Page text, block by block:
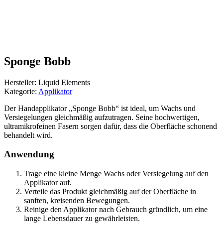
Sponge Bobb
Hersteller: Liquid Elements
Kategorie: Applikator
Der Handapplikator „Sponge Bobb“ ist ideal, um Wachs und
Versiegelungen gleichmäßig aufzutragen. Seine hochwertigen,
ultramikrofeinen Fasern sorgen dafür, dass die Oberfläche schonend
behandelt wird.
Anwendung
Trage eine kleine Menge Wachs oder Versiegelung auf den
Applikator auf.
Verteile das Produkt gleichmäßig auf der Oberfläche in
sanften, kreisenden Bewegungen.
Reinige den Applikator nach Gebrauch gründlich, um eine
lange Lebensdauer zu gewährleisten.